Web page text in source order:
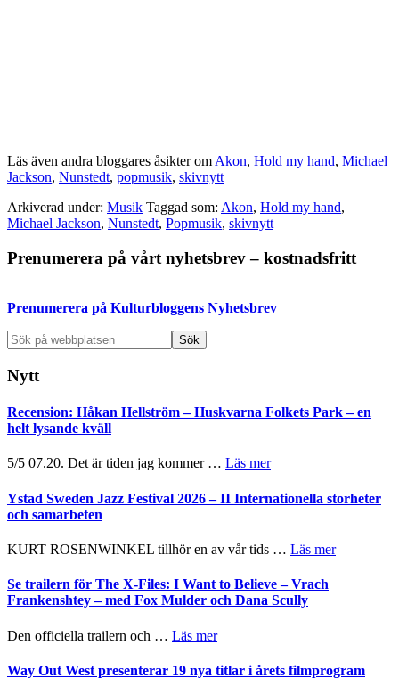
Läs även andra bloggares åsikter om Akon, Hold my hand, Michael
Jackson, Nunstedt, popmusik, skivnytt
Arkiverad under: Musik Taggad som: Akon, Hold my hand,
Michael Jackson, Nunstedt, Popmusik, skivnytt
Primärt
Prenumerera på vårt nyhetsbrev – kostnadsfritt
Prenumerera på Kulturbloggens Nyhetsbrev
Sök
på
webbplatsen
Nytt
Recension: Håkan Hellström – Huskvarna Folkets Park – en
helt lysande kväll
5/5 07.20. Det är tiden jag kommer … Läs merom
Håkan
Huskvarna
Folkets
–
en
Ystad Sweden Jazz Festival 2026 – II Internationella storheter
och samarbeten
KURT ROSENWINKEL tillhör en av vår tids … Läs merom
Se trailern för The X-Files: I Want to Believe – Vrach
Frankenshtey – med Fox Mulder och Dana Scully
Den officiella trailern och … Läs merom
trailern
Way Out West presenterar 19 nya titlar i årets filmprogram